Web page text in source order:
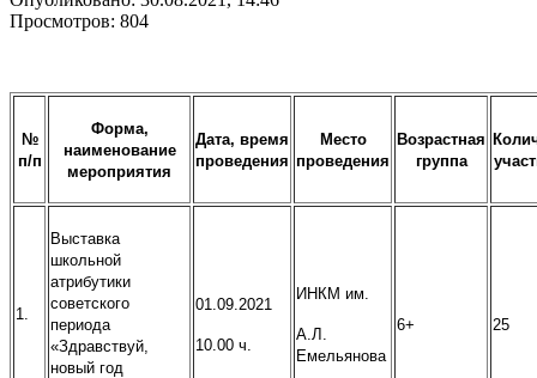
Просмотров: 804
№
п/п
Форма,
наименование
мероприятия
Дата, время
проведения
Место
проведения
Возрастная
группа
1.
Выставка
школьной
атрибутики
советского
периода
«Здравствуй,
новый год
01.09.2021
10.00 ч.
ИНКМ им.
А.Л.
Емельянова
6+ 25